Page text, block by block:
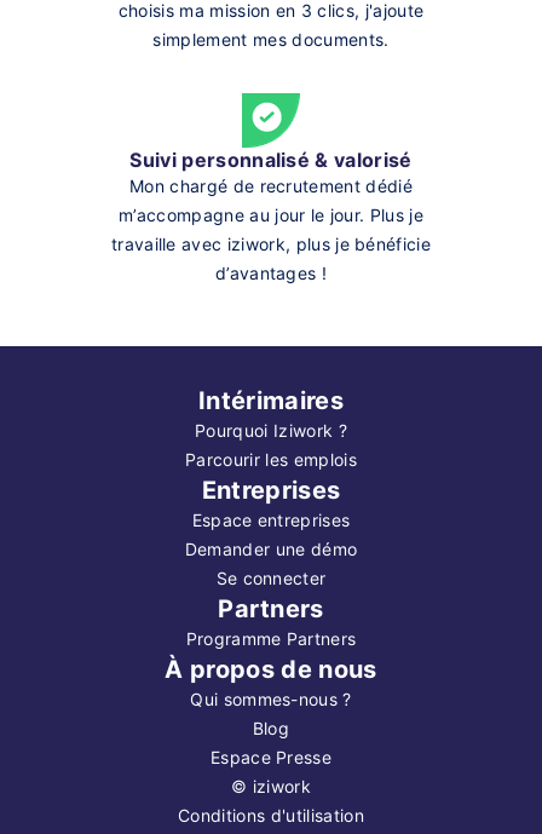
choisis ma mission en 3 clics, j'ajoute
simplement mes documents.
Suivi personnalisé & valorisé
Mon chargé de recrutement dédié
m’accompagne au jour le jour. Plus je
travaille avec iziwork, plus je bénéficie
d’avantages !
Intérimaires
Pourquoi Iziwork ?
Parcourir les emplois
Entreprises
Espace entreprises
Demander une démo
Se connecter
Partners
Programme Partners
À propos de nous
Qui sommes-nous ?
Blog
Espace Presse
© iziwork
Conditions d'utilisation